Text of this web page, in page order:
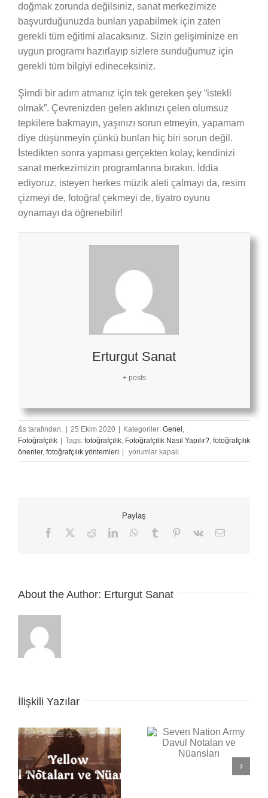
doğmak zorunda değilsiniz, sanat merkezimize
başvurduğunuzda bunları yapabilmek için zaten
gerekli tüm eğitimi alacaksınız. Sizin gelişiminize en
uygun programı hazırlayıp sizlere sunduğumuz için
gerekli tüm bilgiyi edineceksiniz.
Şimdi bir adım atmanız için tek gereken şey “istekli
olmak”. Çevrenizden gelen aklınızı çelen olumsuz
tepkilere bakmayın, yaşınızı sorun etmeyin, yapamam
diye düşünmeyin çünkü bunları hiç biri sorun değil.
İstedikten sonra yapması gerçekten kolay, kendinizi
sanat merkezimizin programlarına bırakın. İddia
ediyoruz, isteyen herkes müzik aleti çalmayı da, resim
çizmeyi de, fotoğraf çekmeyi de, tiyatro oyunu
oynamayı da öğrenebilir!
Erturgut Sanat
+ posts
&s tarafından. | 25 Ekim 2020 | Kategoriler: Genel
Fotoğrafçılık | Tags: fotoğrafçılık Fotoğrafçılık Nasıl Yapılır? fotoğrafçılık
öneriler, fotoğrafçılık yöntemleri |
Siyah
Beyaz
En
İyi
yorumlar kapalı
Paylaş
Facebook RedditLinkedInWhatsApp
Tumblr Pinterest
Vk
E-
About the Author: Erturgut Sanat
İlişkili Yazılar
Seven Nation Army
Davul Notaları ve
Nüansları
Back in Black Davul
Notaları ve Nüansları